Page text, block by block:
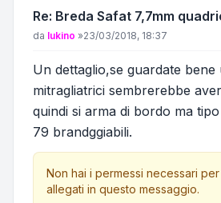
Re: Breda Safat 7,7mm
Messaggio
da lukino »23/03/2018, 18:37
Un dettaglio,se guardate bene
mitragliatrici sembrerebbe
quindi si arma di bordo ma
79 brandggiabili.
Non hai i permessi necessari
allegati in questo messaggio.